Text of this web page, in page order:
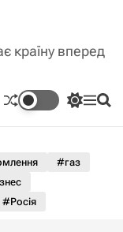
країну вперед
П
м
М П
#газ
#Росія